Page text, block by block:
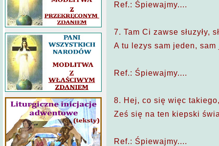
Ref.: Śpiewajmy....
7. Tam Ci zawse słuzyły,
A tu lezys sam jeden, sam
Ref.: Śpiewajmy....
8. Hej, co się więc
Ześ się na ten kiepski
Ref.: Śpiewajmy....